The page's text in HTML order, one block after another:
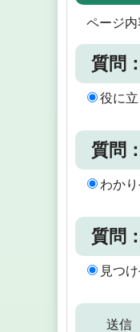
ページ内
質問
役に立
質問
わか
質問
見つ